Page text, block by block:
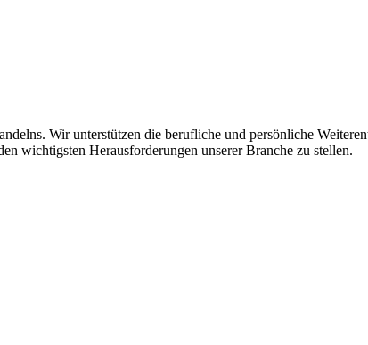
Wir unterstützen die berufliche und persönliche
wichtigsten Herausforderungen unserer Branche zu stellen.